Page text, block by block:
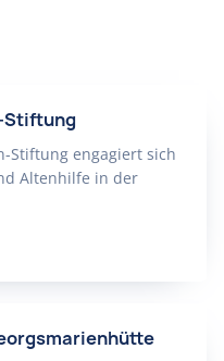
Stiftung
Stiftung engagiert sich
Altenhilfe in der